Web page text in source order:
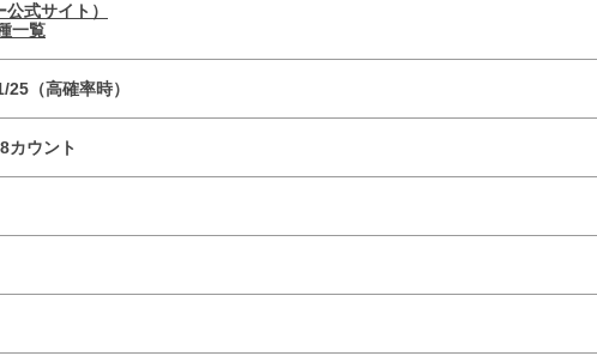
式サイト）
一覧
（高確率時）
カウント